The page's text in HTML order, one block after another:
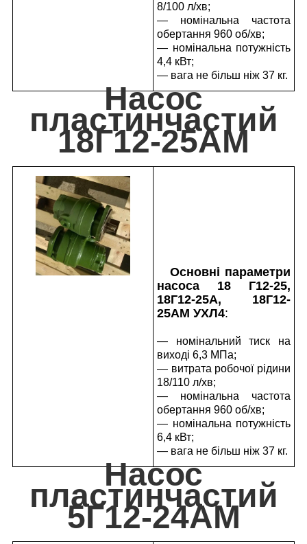
8/100 л/хв;
— номінальна частота
обертання 960 об/хв;
— номінальна потужність
4,4 кВт;
— вага не більш ніж 37 кг.
Насос
пластинчастий
18Г12-25АМ
Основні параметри
насоса 18 Г12-25,
18Г12-25А, 18Г12-
25АМ УХЛ4:
— номінальний тиск на
виході 6,3 МПа;
— витрата робочої рідини
18/110 л/хв;
— номінальна частота
обертання 960 об/хв;
— номінальна потужність
6,4 кВт;
— вага не більш ніж 37 кг.
Насос
пластинчастий
5Г12-24АМ